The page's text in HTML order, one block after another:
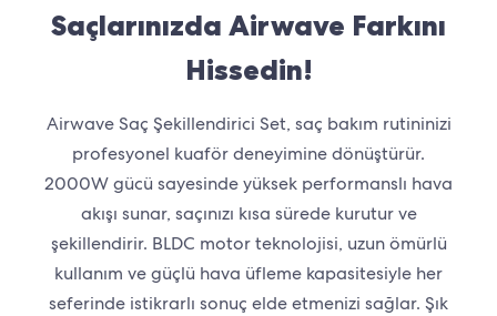
Saçlarınızda Airwave Farkını
Hissedin!
Airwave Saç Şekillendirici Set, saç bakım rutininizi
profesyonel kuaför deneyimine dönüştürür.
2000W gücü sayesinde yüksek performanslı hava
akışı sunar, saçınızı kısa sürede kurutur ve
şekillendirir. BLDC motor teknolojisi, uzun ömürlü
kullanım ve güçlü hava üfleme kapasitesiyle her
seferinde istikrarlı sonuç elde etmenizi sağlar. Şık